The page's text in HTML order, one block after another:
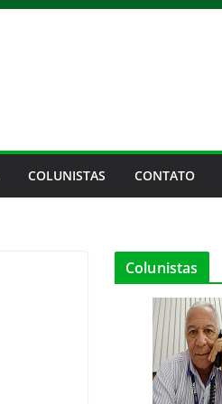
COLUNISTAS CONTATO
Colunistas